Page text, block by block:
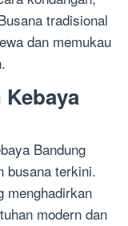
tradisional
dan memukau
Bandung
busana terkini.
menghadirkan
modern dan